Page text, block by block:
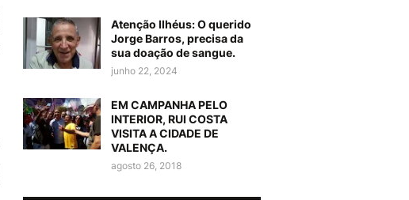
Atenção Ilhéus: O querido
Jorge Barros, precisa da
sua doação de sangue.
junho 22, 2024
EM CAMPANHA PELO
INTERIOR, RUI COSTA
VISITA A CIDADE DE
VALENÇA.
agosto 26, 2018